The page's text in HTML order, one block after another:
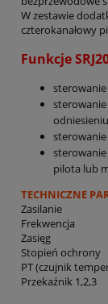
W zestawie
czterokanałowy
Funkcje
pilota lub
TECHNICZNE
Zasilanie
Frekwencja
Zasięg
Stopień ochrony
PT (czujnik
Przekaźnik 1,2,3